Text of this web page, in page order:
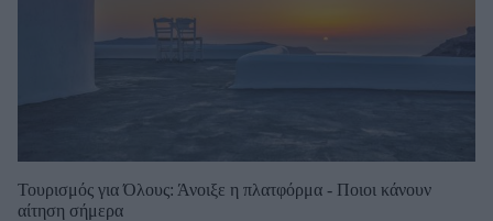
Τουρισμός για Όλους: Άνοιξε η πλατφόρμα - Ποιοι κάνουν
αίτηση σήμερα